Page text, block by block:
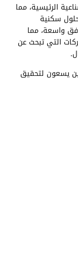
الرئيسية، مما
سكنية
واسعة، مما
التي تبحث عن
يسعون لتحقيق